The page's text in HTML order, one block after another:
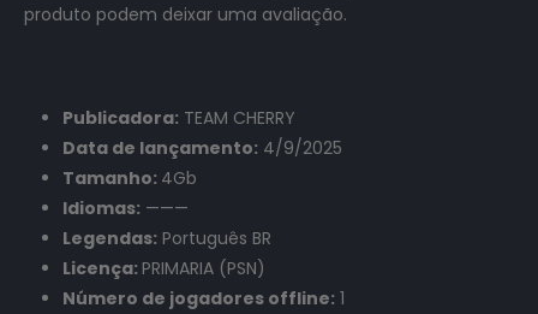
produto podem deixar uma avaliação.
Publicadora: TEAM CHERRY
Data de lançamento: 4/9/2025
Tamanho: 4Gb
Idiomas: ———
Legendas: Português BR
Licença: PRIMARIA (PSN)
Número de jogadores offline: 1